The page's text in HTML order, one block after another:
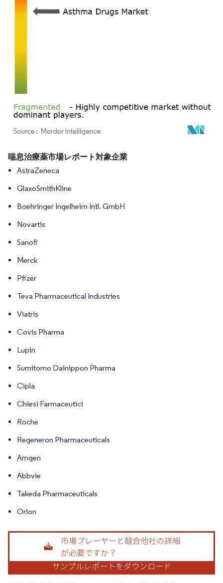
画像 © Mordor Intelligence。再利用にはCC BY 4.0の表示が必要です。
喘息治療薬市場レポート対象企業
AstraZeneca
GlaxoSmithKline
Boehringer Ingelheim Intl. GmbH
Novartis
Sanofi
Merck
Pfizer
Teva Pharmaceutical Industries
Viatris
Covis Pharma
Lupin
Sumitomo Dainippon Pharma
Cipla
Chiesi Farmaceutici
Roche
Regeneron Pharmaceuticals
Amgen
Abbvie
Takeda Pharmaceuticals
Orion